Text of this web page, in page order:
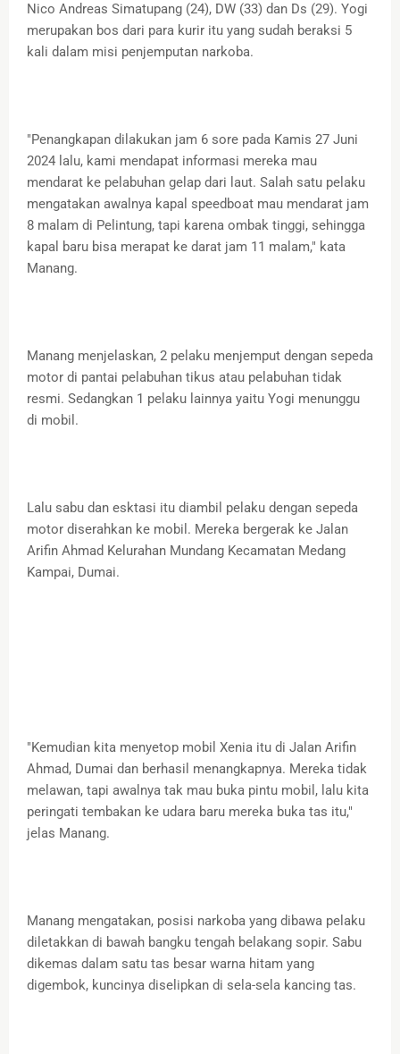
Nico Andreas Simatupang (24), DW (33) dan Ds (29). Yogi
merupakan bos dari para kurir itu yang sudah beraksi 5
kali dalam misi penjemputan narkoba.
"Penangkapan dilakukan jam 6 sore pada Kamis 27 Juni
2024 lalu, kami mendapat informasi mereka mau
mendarat ke pelabuhan gelap dari laut. Salah satu pelaku
mengatakan awalnya kapal speedboat mau mendarat jam
8 malam di Pelintung, tapi karena ombak tinggi, sehingga
kapal baru bisa merapat ke darat jam 11 malam," kata
Manang.
Manang menjelaskan, 2 pelaku menjemput dengan sepeda
motor di pantai pelabuhan tikus atau pelabuhan tidak
resmi. Sedangkan 1 pelaku lainnya yaitu Yogi menunggu
di mobil.
Lalu sabu dan esktasi itu diambil pelaku dengan sepeda
motor diserahkan ke mobil. Mereka bergerak ke Jalan
Arifin Ahmad Kelurahan Mundang Kecamatan Medang
Kampai, Dumai.
"Kemudian kita menyetop mobil Xenia itu di Jalan Arifin
Ahmad, Dumai dan berhasil menangkapnya. Mereka tidak
melawan, tapi awalnya tak mau buka pintu mobil, lalu kita
peringati tembakan ke udara baru mereka buka tas itu,"
jelas Manang.
Manang mengatakan, posisi narkoba yang dibawa pelaku
diletakkan di bawah bangku tengah belakang sopir. Sabu
dikemas dalam satu tas besar warna hitam yang
digembok, kuncinya diselipkan di sela-sela kancing tas.